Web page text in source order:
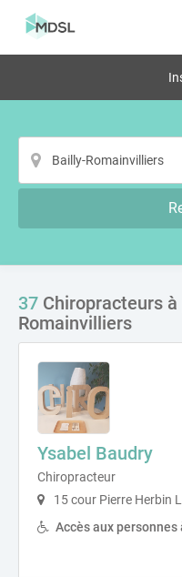
37 Chiropracteurs
Romainvilliers
Ysabel Baudry
Chiropracteur
15 cour Pierre Herbin
Accès aux